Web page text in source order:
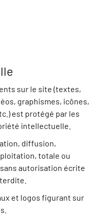
sur le site (textes,
graphismes, icônes,
est protégé par les
intellectuelle.
diffusion,
totale ou
autorisation écrite
et logos figurant sur